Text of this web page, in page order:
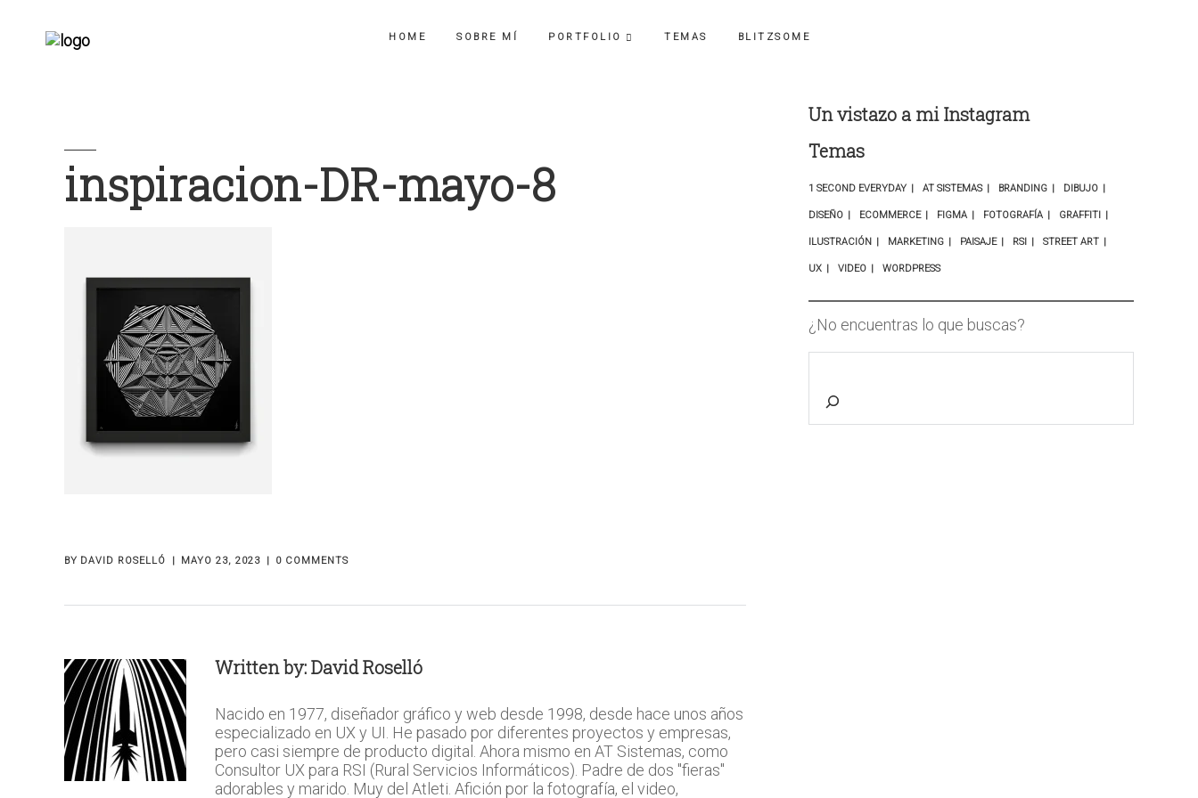
HOME SOBRE MÍ PORTFOLIO TEMAS BLITZSOME
inspiracion-DR-mayo-8
BY DAVID ROSELLÓ MAYO 23, 2023 0 COMMENTS
Written by:David Roselló
Nacido en 1977, diseñador gráfico y web desde 1998, desde hace unos años
especializado en UX y UI. He pasado por diferentes proyectos y empresas,
pero casi siempre de producto digital. Ahora mismo en AT Sistemas, como
Consultor UX para RSI (Rural Servicios Informáticos). Padre de dos "fieras"
adorables y marido. Muy del Atleti. Afición por la fotografía, el video,
Un vistazo a mi Instagram
Temas
1 SECOND EVERYDAY AT SISTEMAS BRANDING DIBUJO
DISEÑO ECOMMERCE FIGMA FOTOGRAFÍA GRAFFITI
ILUSTRACIÓN MARKETING PAISAJE RSI STREET ART
UX VIDEO WORDPRESS
¿No encuentras lo que buscas?